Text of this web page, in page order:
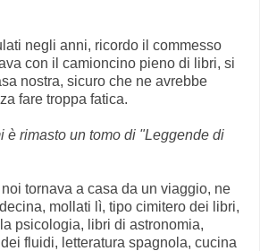
negli anni, ricordo il commesso
con il camioncino pieno di libri, si
nostra, sicuro che ne avrebbe
fare troppa fatica.
è rimasto un tomo di "Leggende di
tornava a casa da un viaggio, ne
mollati lì, tipo cimitero dei libri,
psicologia, libri di astronomia,
fluidi, letteratura spagnola, cucina